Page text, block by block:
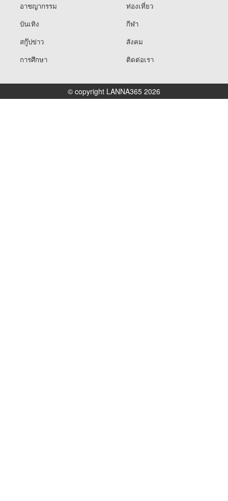
อาชญากรรม
ท่องเที่ยว
บันเทิง
กีฬา
สกู๊ปข่าว
สังคม
การศึกษา
ติดต่อเรา
© copyright LANNA365 2026